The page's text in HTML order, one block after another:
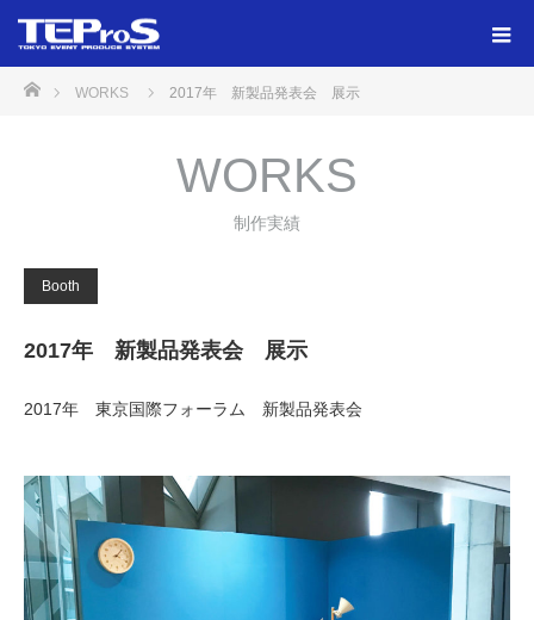
ホームWORKS 2017年 新製品発表会 展示
WORKS
制作実績
Booth
2017年 新製品発表会 展示
2017年 東京国際フォーラム 新製品発表会